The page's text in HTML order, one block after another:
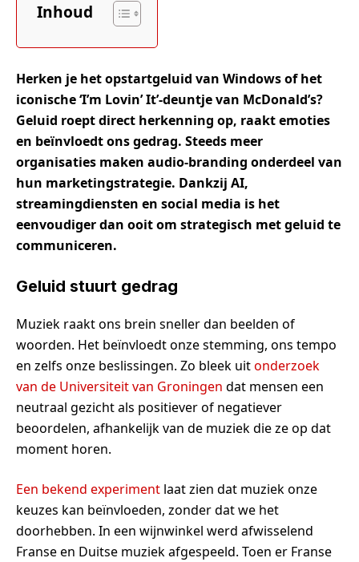
Inhoud
Herken je het opstartgeluid van Windows of het
iconische ‘I’m Lovin’ It’-deuntje van McDonald’s?
Geluid roept direct herkenning op, raakt emoties
en beïnvloedt ons gedrag. Steeds meer
organisaties maken audio-branding onderdeel van
hun marketingstrategie. Dankzij AI,
streamingdiensten en social media is het
eenvoudiger dan ooit om strategisch met geluid te
communiceren.
Geluid stuurt gedrag
Muziek raakt ons brein sneller dan beelden of
woorden. Het beïnvloedt onze stemming, ons tempo
en zelfs onze beslissingen. Zo bleek uitonderzoek
van de Universiteit van Groningen dat mensen een
neutraal gezicht als positiever of negatiever
beoordelen, afhankelijk van de muziek die ze op dat
moment horen.
Een bekend experiment laat zien dat muziek onze
keuzes kan beïnvloeden, zonder dat we het
doorhebben. In een wijnwinkel werd afwisselend
Franse en Duitse muziek afgespeeld. Toen er Franse